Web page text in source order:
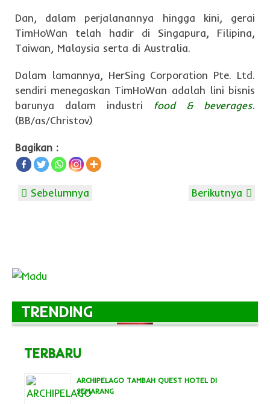
Dan, dalam perjalanannya hingga kini, gerai
TimHoWan telah hadir di Singapura, Filipina,
Taiwan, Malaysia serta di Australia.
Dalam lamannya, HerSing Corporation Pte. Ltd.
sendiri menegaskan TimHoWan adalah lini bisnis
barunya dalam industri food & beverages.
(BB/as/Christov)
Bagikan :
Berikutnya
Sebelumnya
TRENDING
TERBARU
ARCHIPELAGO TAMBAH QUEST HOTEL DI
SEMARANG